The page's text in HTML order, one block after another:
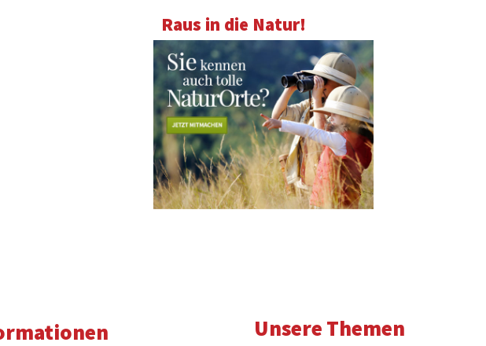
Raus in die Natur!
Unsere Themen